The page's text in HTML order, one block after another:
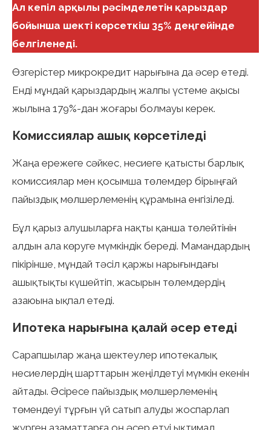
Ал кепіл арқылы рәсімделетін қарыздар
бойынша шекті көрсеткіш 35% деңгейінде
белгіленеді.
Өзгерістер микрокредит нарығына да әсер етеді.
Енді мұндай қарыздардың жалпы үстеме ақысы
жылына 179%-дан жоғары болмауы керек.
Комиссиялар ашық көрсетіледі
Жаңа ережеге сәйкес, несиеге қатысты барлық
комиссиялар мен қосымша төлемдер бірыңғай
пайыздық мөлшерлеменің құрамына енгізіледі.
Бұл қарыз алушыларға нақты қанша төлейтінін
алдын ала көруге мүмкіндік береді. Мамандардың
пікірінше, мұндай тәсіл қаржы нарығындағы
ашықтықты күшейтіп, жасырын төлемдердің
азаюына ықпал етеді.
Ипотека нарығына қалай әсер етеді
Сарапшылар жаңа шектеулер ипотекалық
несиелердің шарттарын жеңілдетуі мүмкін екенін
айтады. Әсіресе пайыздық мөлшерлеменің
төмендеуі тұрғын үй сатып алуды жоспарлап
жүрген азаматтарға оң әсер етуі ықтимал.